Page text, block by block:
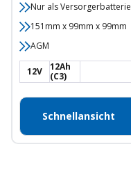
Nur als Versorgerbatterie
151mm x 99mm x 99mm
AGM
12V
12Ah
(C3)
Schnellansicht